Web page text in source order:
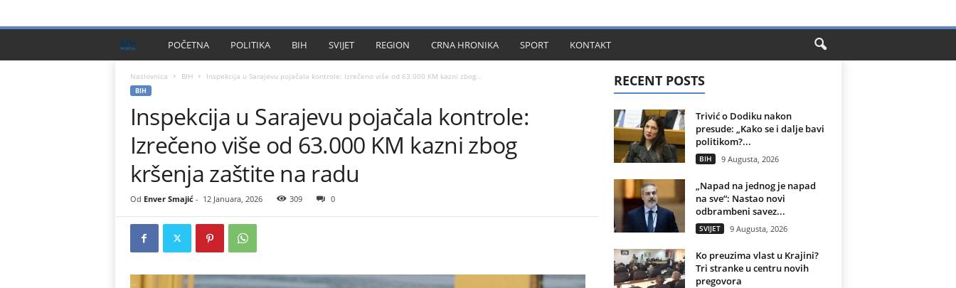
I
l
u
POČETNA POLITIKA BIH SVIJET REGION CRNA HRONIKA SPORT KONTAKT
Naslovnica BIH Inspekcija u Sarajevu pojačala kontrole: Izrečeno više od 63.000 KM kazni zbog...
BIH
Inspekcija u Sarajevu pojačala kontrole:
Izrečeno više od 63.000 KM kazni zbog
kršenja zaštite na radu
Od Enver Smajić- 12 Januara, 2026 309 0
RECENT POSTS
Trivić o Dodiku nakon
presude: „Kako se i dalje bavi
politikom?...
BIH 9 Augusta, 2026
„Napad na jednog je napad
na sve“: Nastao novi
odbrambeni savez...
SVIJET 9 Augusta, 2026
Ko preuzima vlast u Krajini?
Tri stranke u centru novih
pregovora